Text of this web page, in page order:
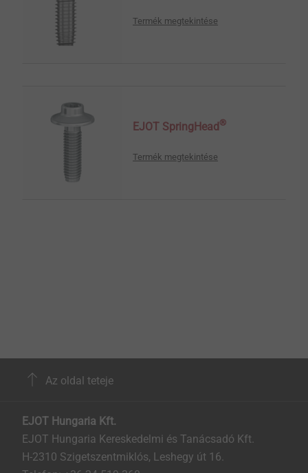
Termék megtekintése
EJOT SpringHead ®
Termék megtekintése
Az oldal teteje
EJOT Hungaria Kft.
EJOT Hungaria Kereskedelmi és Tanácsadó Kft.
H-2310 Szigetszentmiklós, Leshegy út 16.